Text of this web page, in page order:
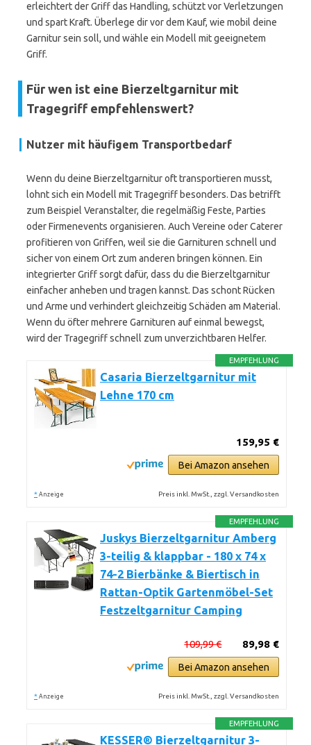
erleichtert der Griff das Handling, schützt vor Verletzungen
und spart Kraft. Überlege dir vor dem Kauf, wie mobil deine
Garnitur sein soll, und wähle ein Modell mit geeignetem
Griff.
Für wen ist eine Bierzeltgarnitur mit
Tragegriff empfehlenswert?
Nutzer mit häufigem Transportbedarf
Wenn du deine Bierzeltgarnitur oft transportieren musst,
lohnt sich ein Modell mit Tragegriff besonders. Das betrifft
zum Beispiel Veranstalter, die regelmäßig Feste, Parties
oder Firmenevents organisieren. Auch Vereine oder Caterer
profitieren von Griffen, weil sie die Garnituren schnell und
sicher von einem Ort zum anderen bringen können. Ein
integrierter Griff sorgt dafür, dass du die Bierzeltgarnitur
einfacher anheben und tragen kannst. Das schont Rücken
und Arme und verhindert gleichzeitig Schäden am Material.
Wenn du öfter mehrere Garnituren auf einmal bewegst,
wird der Tragegriff schnell zum unverzichtbaren Helfer.
EMPFEHLUNG
Casaria Bierzeltgarnitur mit
Lehne 170 cm
159,95 €
Bei Amazon ansehen
* Anzeige Preis inkl. MwSt., zzgl. Versandkosten
EMPFEHLUNG
Juskys Bierzeltgarnitur Amberg
3-teilig & klappbar - 180 x 74 x
74-2 Bierbänke & Biertisch in
Rattan-Optik Gartenmöbel-Set
Festzeltgarnitur Camping
89,98 €
109,99 €
Bei Amazon ansehen
* Anzeige Preis inkl. MwSt., zzgl. Versandkosten
EMPFEHLUNG
KESSER® Bierzeltgarnitur 3-